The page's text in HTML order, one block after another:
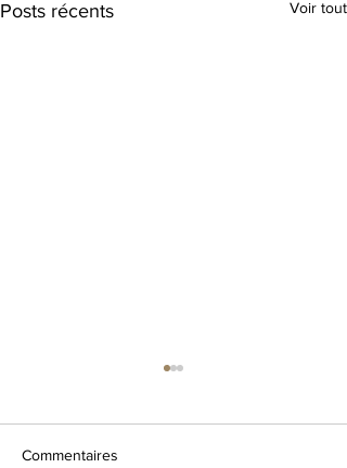
Posts récents Voir tout
Commentaires